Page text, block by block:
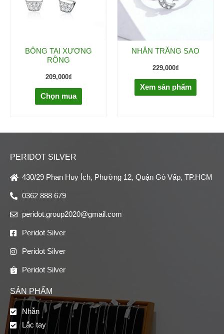
BÔNG TAI XƯƠNG
RỒNG
209,000₫
Chọn mua
NHẪN TRĂNG SAO
229,000₫
Xem sản phẩm
PERIDOT SILVER
430/29 Phan Huy Ích, Phường 12, Quận Gò Vấp, TP.HCM
0362 888 679
peridot.group2020@gmail.com
Peridot Silver
Peridot Silver
Peridot Silver
SẢN PHẨM
Nhẫn
Lắc tay